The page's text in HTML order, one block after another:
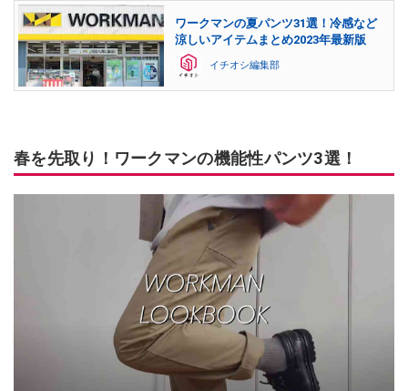
ワークマンの夏パンツ31選！冷感など
涼しいアイテムまとめ2023年最新版
イチオシ編集部
春を先取り！ワークマンの機能性パンツ3選！